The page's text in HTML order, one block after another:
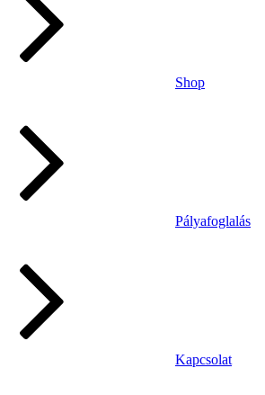
Shop
Pályafoglalás
Kapcsolat